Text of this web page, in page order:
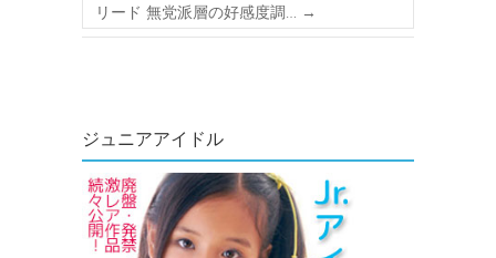
リード 無党派層の好感度調… →
ジュニアアイドル